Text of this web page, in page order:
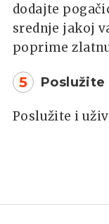
dodajte
srednje jakoj
poprime
5 Poslužite
Poslužite i